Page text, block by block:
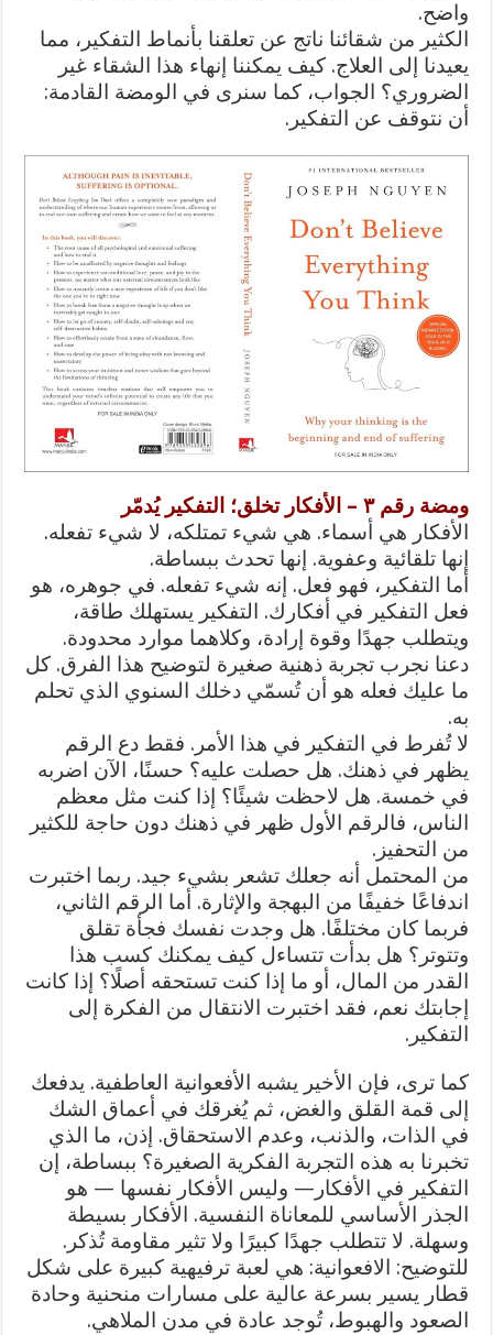
واضح.
الكثير من شقائنا ناتج عن تعلقنا بأنماط التفكير، مما
يعيدنا إلى العلاج. كيف يمكننا إنهاء هذا الشقاء غير
الضروري؟ الجواب، كما سنرى في الومضة القادمة:
أن نتوقف عن التفكير.
ومضة رقم ٣ – الأفكار تخلق؛ التفكير يُدمّر
الأفكار هي أسماء. هي شيء تمتلكه، لا شيء تفعله.
إنها تلقائية وعفوية. إنها تحدث ببساطة.
أما التفكير، فهو فعل. إنه شيء تفعله. في جوهره، هو
فعل التفكير في أفكارك. التفكير يستهلك طاقة،
ويتطلب جهدًا وقوة إرادة، وكلاهما موارد محدودة.
دعنا نجرب تجربة ذهنية صغيرة لتوضيح هذا الفرق. كل
ما عليك فعله هو أن تُسمّي دخلك السنوي الذي تحلم
به.
لا تُفرط في التفكير في هذا الأمر. فقط دع الرقم
يظهر في ذهنك. هل حصلت عليه؟ حسنًا، الآن اضربه
في خمسة. هل لاحظت شيئًا؟ إذا كنت مثل معظم
الناس، فالرقم الأول ظهر في ذهنك دون حاجة للكثير
من التحفيز.
من المحتمل أنه جعلك تشعر بشيء جيد. ربما اختبرت
اندفاعًا خفيفًا من البهجة والإثارة. أما الرقم الثاني،
فربما كان مختلفًا. هل وجدت نفسك فجأة تقلق
وتتوتر؟ هل بدأت تتساءل كيف يمكنك كسب هذا
القدر من المال، أو ما إذا كنت تستحقه أصلًا؟ إذا كانت
إجابتك نعم، فقد اختبرت الانتقال من الفكرة إلى
التفكير.
كما ترى، فإن الأخير يشبه الأفعوانية العاطفية. يدفعك
إلى قمة القلق والغض، ثم يُغرقك في أعماق الشك
في الذات، والذنب، وعدم الاستحقاق. إذن، ما الذي
تخبرنا به هذه التجربة الفكرية الصغيرة؟ ببساطة، إن
التفكير في الأفكار— وليس الأفكار نفسها — هو
الجذر الأساسي للمعاناة النفسية. الأفكار بسيطة
وسهلة. لا تتطلب جهدًا كبيرًا ولا تثير مقاومة تُذكر.
للتوضيح: الافعوانية: هي لعبة ترفيهية كبيرة على شكل
قطار يسير بسرعة عالية على مسارات منحنية وحادة
الصعود والهبوط، تُوجد عادة في مدن الملاهي.